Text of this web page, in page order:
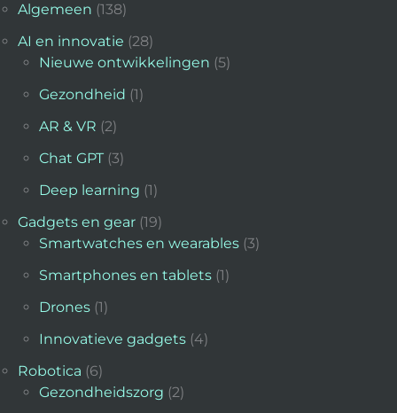
Algemeen (138)
AI en innovatie (28)
Nieuwe ontwikkelingen (5)
Gezondheid (1)
AR & VR (2)
Chat GPT (3)
Deep learning (1)
Gadgets en gear (19)
Smartwatches en wearables (3)
Smartphones en tablets (1)
Drones (1)
Innovatieve gadgets (4)
Robotica (6)
Gezondheidszorg (2)